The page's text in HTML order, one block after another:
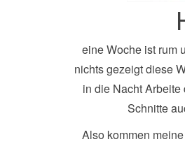
eine Woche ist rum
nichts gezeigt diese
in die Nacht
Schnitte
Also kommen